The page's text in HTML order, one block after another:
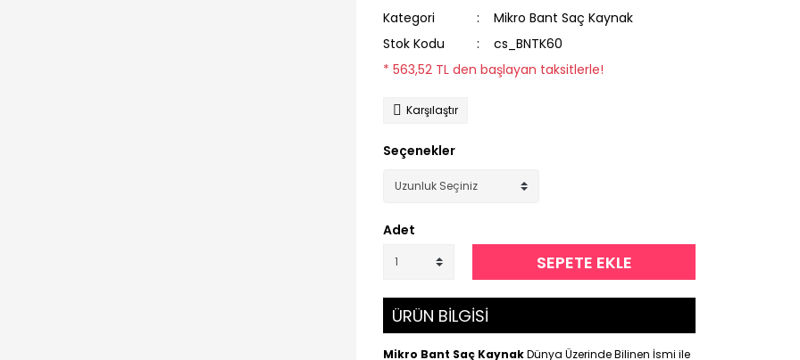
Kategori
Mikro Bant Saç Kaynak
Stok Kodu
cs_BNTK60
* 563,52 TL den başlayan taksitlerle!
Karşılaştır
Seçenekler
Adet
SEPETE EKLE
ÜRÜN BİLGİSİ
Mikro Bant Saç KaynakDünya Üzerinde Bilinen İsmi ile